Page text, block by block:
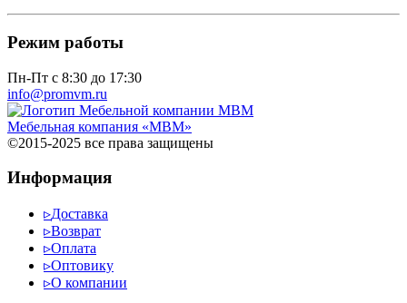
Режим работы
Пн-Пт с 8:30 до 17:30
info@promvm.ru
Мебельная компания «МВМ»
©2015-2025 все права защищены
Информация
▹Доставка
▹Возврат
▹Оплата
▹Оптовику
▹О компании